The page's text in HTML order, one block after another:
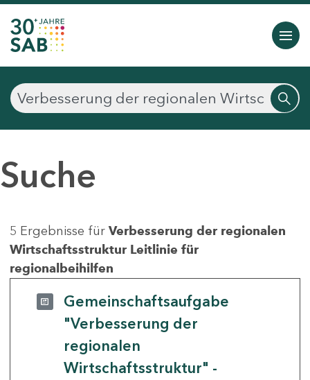
Suche
5 Ergebnisse für Verbesserung der regionalen
Wirtschaftsstruktur Leitlinie für
regionalbeihilfen
Gemeinschaftsaufgabe
"Verbesserung der
regionalen
Wirtschaftsstruktur" -